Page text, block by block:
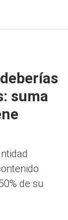
suma
de su